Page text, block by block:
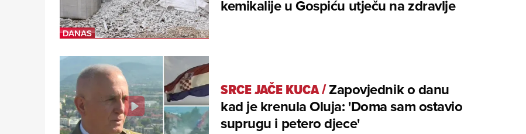
kemikalije u Gospiću utječu na zdravlje
SRCE JAČE KUCA/Zapovjednik o danu
kad je krenula Oluja: 'Doma sam ostavio
suprugu i petero djece'